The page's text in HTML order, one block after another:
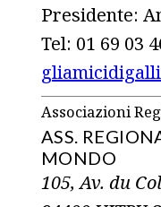
Presidente:
Tel: 01 69 03
Associazioni
ASS.
MONDO
105, Av. du